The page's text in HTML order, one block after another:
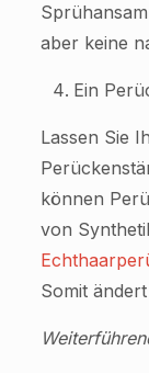
aber keine
Ein
Lassen Sie
können
von
Somit